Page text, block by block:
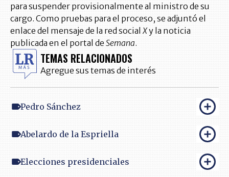
para suspender provisionalmente al ministro de su
cargo. Como pruebas para el proceso, se adjuntó el
enlace del mensaje de la red social Xy la noticia
publicada en el portal de Semana.
TEMAS RELACIONADOS
Agregue sus temas de interés
Pedro Sánchez
Abelardo de la Espriella
Elecciones presidenciales